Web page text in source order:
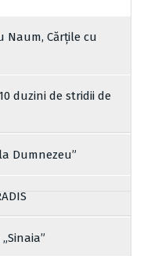
Naum, Cărțile cu
duzini de stridii de
Dumnezeu”